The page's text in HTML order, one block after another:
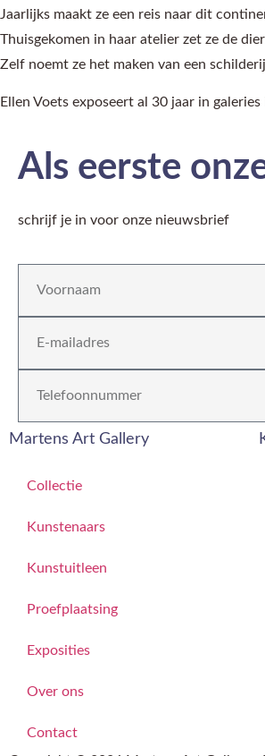
Jaarlijks maakt ze een reis naar dit
Thuisgekomen in haar atelier zet ze de
Zelf noemt ze het maken van een
Ellen Voets exposeert al 30 jaar in
Als eerste
schrijf je in voor onze nieuwsbrief
Martens Art Gallery
Collectie
Kunstenaars
Kunstuitleen
Proefplaatsing
Exposities
Over ons
Contact